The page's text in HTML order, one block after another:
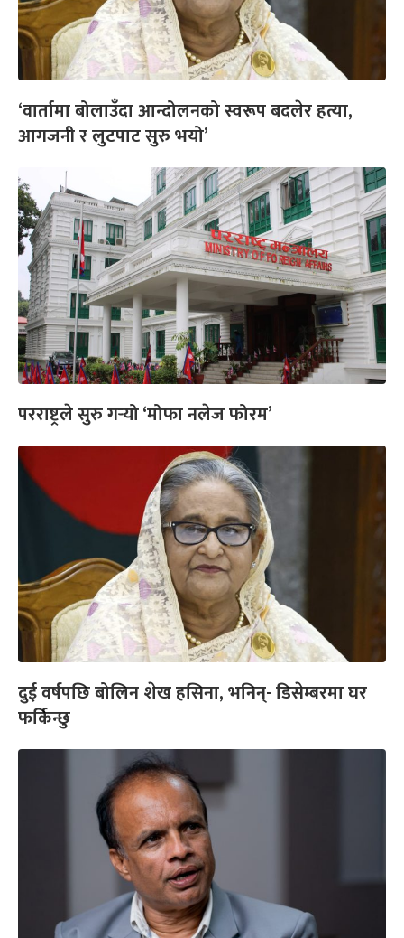
‘वार्तामा बोलाउँदा आन्दोलनको स्वरूप बदलेर हत्या,
आगजनी र लुटपाट सुरु भयो’
परराष्ट्रले सुरु गर्‍यो ‘मोफा नलेज फोरम’
दुई वर्षपछि बोलिन शेख हसिना, भनिन्- डिसेम्बरमा घर
फर्किन्छु